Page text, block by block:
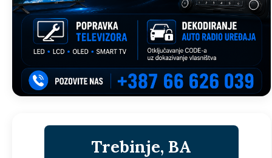
Trebinje, BA